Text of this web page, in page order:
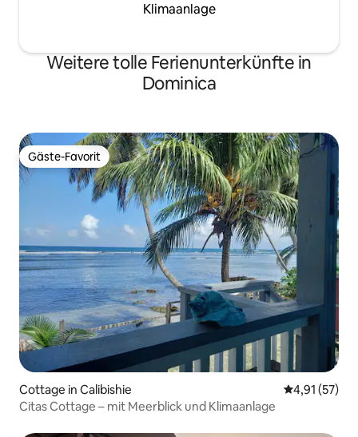
Klimaanlage
Weitere tolle Ferienunterkünfte in
Dominica
Gäste-Favorit
Gäste-Favorit
Cottage in Calibishie
4,91 (57)
Citas Cottage – mit Meerblick und Klimaanlage